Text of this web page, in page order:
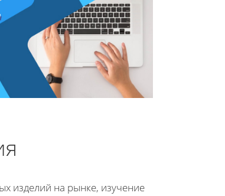
изделий на рынке, изучение